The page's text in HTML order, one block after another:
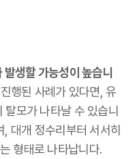
발생할 가능성이 높습니
행된 사례가 있다면, 유
탈모가 나타날 수 있습니
, 대개 정수리부터 서서히
형태로 나타납니다.